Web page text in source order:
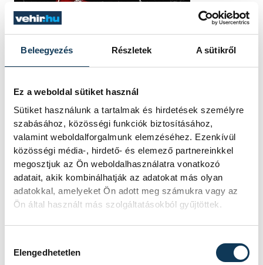
Beleegyezés Részletek A sütikről
Ez a weboldal sütiket használ
Sütiket használunk a tartalmak és hirdetések személyre
szabásához, közösségi funkciók biztosításához,
valamint weboldalforgalmunk elemzéséhez. Ezenkívül
közösségi média-, hirdető- és elemező partnereinkkel
megosztjuk az Ön weboldalhasználatra vonatkozó
adatait, akik kombinálhatják az adatokat más olyan
adatokkal, amelyeket Ön adott meg számukra vagy az
Ön által használt más szolgáltatásokból gyűjtöttek.
Elengedhetetlen